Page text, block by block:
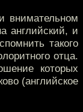
внимательном
английский, и
такого
отца.
которых
(английское